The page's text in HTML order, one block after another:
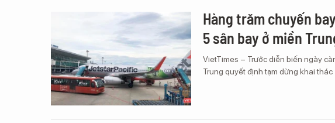
Hàng trăm chuyến
5 sân bay ở miền
VietTimes – Trước diễn biến ngày
Trung quyết định tạm dừng khai